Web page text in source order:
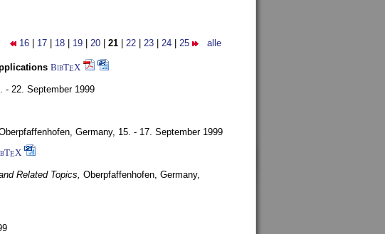
16 17 18 19 20 21 22 23 24 25 alle
BibTEX
- 22. September 1999
Germany, 15. - 17. September 1999
EX
Related Topics, Oberpfaffenhofen, Germany,